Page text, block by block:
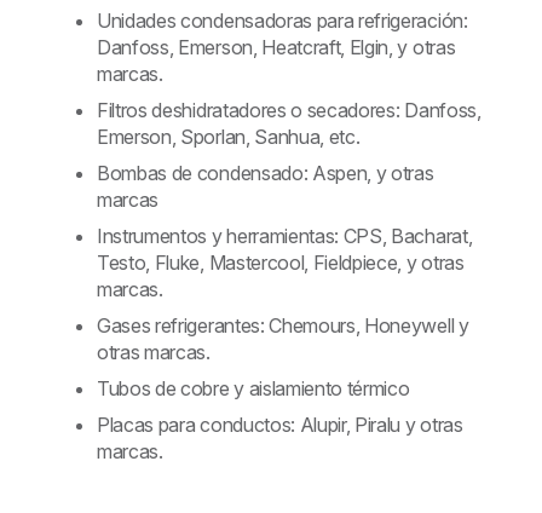
Unidades condensadoras para refrigeración:
Danfoss, Emerson, Heatcraft, Elgin, y otras
marcas.
Filtros deshidratadores o secadores: Danfoss,
Emerson, Sporlan, Sanhua, etc.
Bombas de condensado: Aspen, y otras
marcas
Instrumentos y herramientas: CPS, Bacharat,
Testo, Fluke, Mastercool, Fieldpiece, y otras
marcas.
Gases refrigerantes: Chemours, Honeywell y
otras marcas.
Tubos de cobre y aislamiento térmico
Placas para conductos: Alupir, Piralu y otras
marcas.